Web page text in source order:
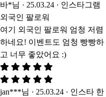
바*님 · 25.03.24 · 인스타그램
외국인 팔로워
여기 외국인 팔로워 엄청 저렴
하네요! 이벤트도 엄청 빵빵하
고 너무 좋았어요 :)
jan***님 · 25.03.24 · 인스타 한